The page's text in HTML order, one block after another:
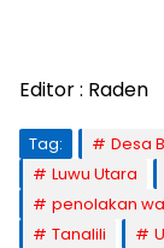
Editor : Raden
Tag: Desa
Luwu Utara
penolakan
Tanalili